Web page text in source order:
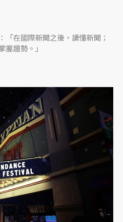
「在國際新聞之後，讀懂新聞；
握趨勢。」